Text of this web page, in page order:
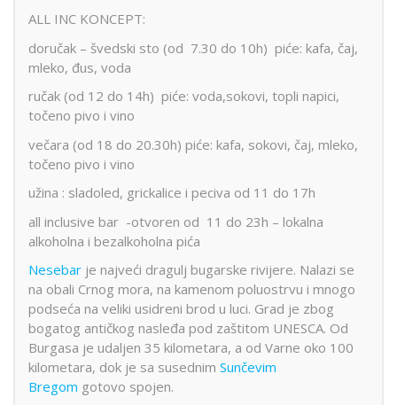
ALL INC KONCEPT:
doručak – švedski sto (od 7.30 do 10h) piće: kafa, čaj,
mleko, đus, voda
ručak (od 12 do 14h) piće: voda,sokovi, topli napici,
točeno pivo i vino
večara (od 18 do 20.30h) piće: kafa, sokovi, čaj, mleko,
točeno pivo i vino
užina : sladoled, grickalice i peciva od 11 do 17h
all inclusive bar -otvoren od 11 do 23h – lokalna
alkoholna i bezalkoholna pića
Nesebar je najveći dragulj bugarske rivijere. Nalazi se
na obali Crnog mora, na kamenom poluostrvu i mnogo
podseća na veliki usidreni brod u luci. Grad je zbog
bogatog antičkog nasleđa pod zaštitom UNESCA. Od
Burgasa je udaljen 35 kilometara, a od Varne oko 100
kilometara, dok je sa susednim Sunčevim
Bregom gotovo spojen.